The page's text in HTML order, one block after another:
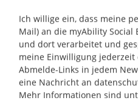
Ich willige ein, dass meine
Mail) an die myAbility
und dort verarbeitet und
meine Einwilligung jederzeit
Abmelde-Links in jedem
eine Nachricht an
Mehr Informationen sind